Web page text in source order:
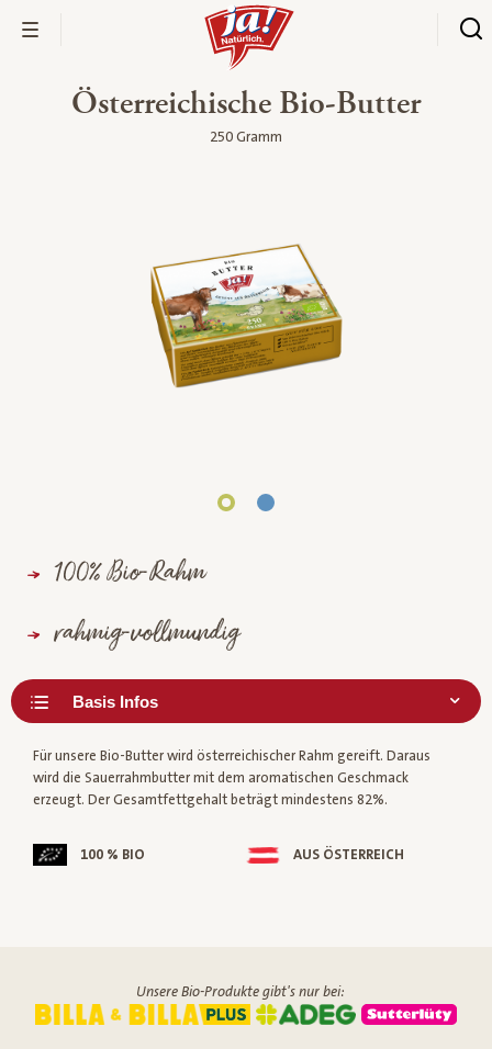
Österreichische Bio-Butter
250 Gramm
100% Bio-Rahm
rahmig-vollmundig
Für unsere Bio-Butter wird österreichischer Rahm gereift. Daraus
wird die Sauerrahmbutter mit dem aromatischen Geschmack
erzeugt. Der Gesamtfettgehalt beträgt mindestens 82%.
100 % BIO AUS ÖSTERREICH
Unsere Bio-Produkte gibt's nur bei: